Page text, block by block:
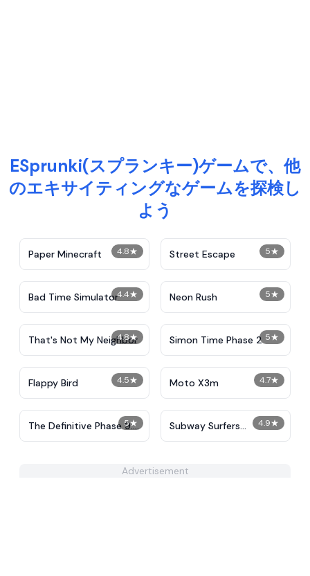
ESprunki(スプランキー)ゲームで、他
のエキサイティングなゲームを探検し
よう
4.8★
Paper Minecraft 5★
Street Escape
4.4★
Bad Time Simulator 5★
Neon Rush
4.8★
That's Not My Neighbor 5★
Simon Time Phase 2
4.5★
Flappy Bird 4.7★
Moto X3m
5★
The Definitive Phase 9:
Demolition
4.9★
Subway Surfers
Unblocked
Advertisement